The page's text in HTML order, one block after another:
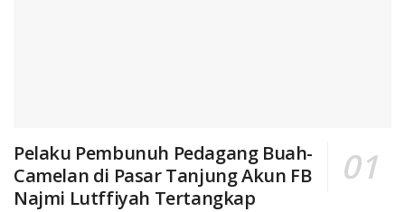
Pelaku Pembunuh Pedagang Buah-
Camelan di Pasar Tanjung Akun FB
Najmi Lutffiyah Tertangkap